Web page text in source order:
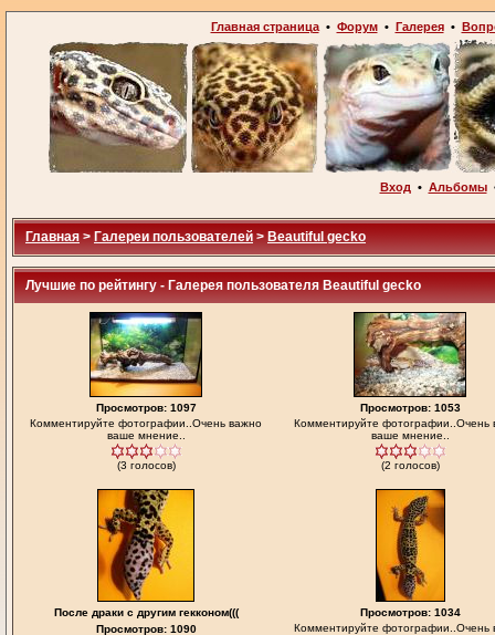
Главная страница• Форум• Галерея•
Вход • Альбомы
Главная > Галереи пользователей > Beautiful gecko
Лучшие по рейтингу - Галерея пользователя Beautiful gecko
Просмотров: 1097
Комментируйте фотографии..Очень важно
ваше мнение..
(3 голосов)
Просмотров: 1053
Комментируйте фотографии..Очень
ваше мнение..
(2 голосов)
После драки с другим гекконом(((
Просмотров: 1090
Просмотров: 1034
Комментируйте фотографии..Очень